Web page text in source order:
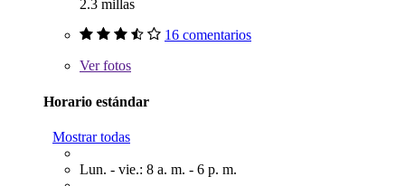
2.3 millas
16 comentarios
Verfotos
Horario estándar
Mostrar todas
Lun. - vie.: 8 a. m. - 6 p. m.